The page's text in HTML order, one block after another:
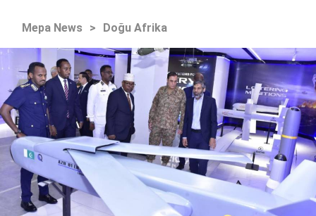
Mepa News > Doğu Afrika